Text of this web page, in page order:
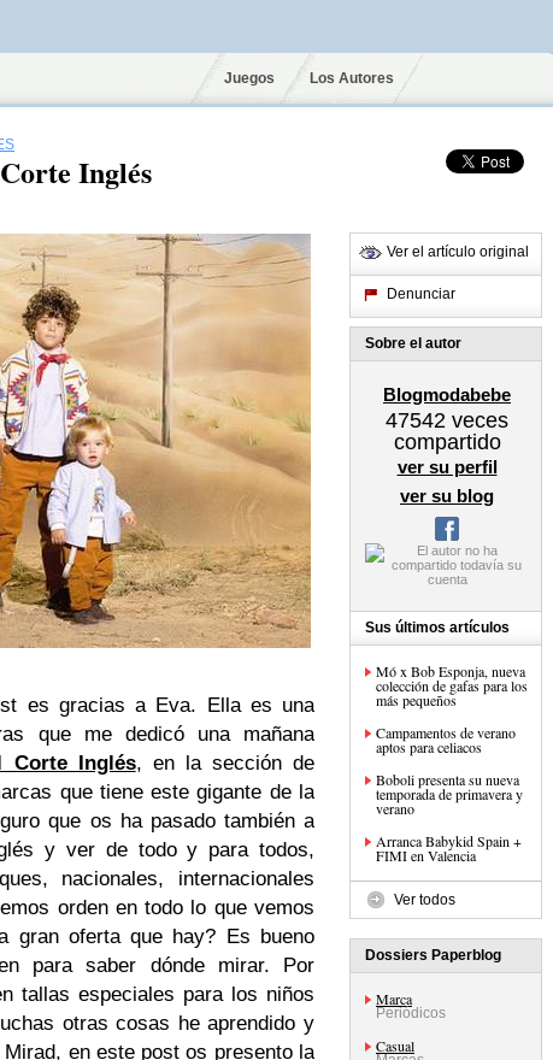
Juegos Los Autores
Inglés
es gracias a Eva. Ella es una
que me dedicó una mañana
Corte Inglés, en la sección de
que tiene este gigante de la
que os ha pasado también a
y ver de todo y para todos,
nacionales, internacionales
orden en todo lo que vemos
gran oferta que hay? Es bueno
para saber dónde mirar. Por
tallas especiales para los niños
otras cosas he aprendido y
en este post os presento la
Ver el artículo original
Denunciar
Sobre el autor
Blogmodabebe
47542 veces
compartido
ver su perfil
ver su blog
Sus últimos artículos
Mó x Bob Esponja, nueva
colección de gafas para los
más pequeños
Campamentos de verano
aptos para celiacos
Boboli presenta su nueva
temporada de primavera y
verano
Arranca Babykid Spain +
FIMI en Valencia
Ver todos
Dossiers Paperblog
Marca
Periódicos
Casual